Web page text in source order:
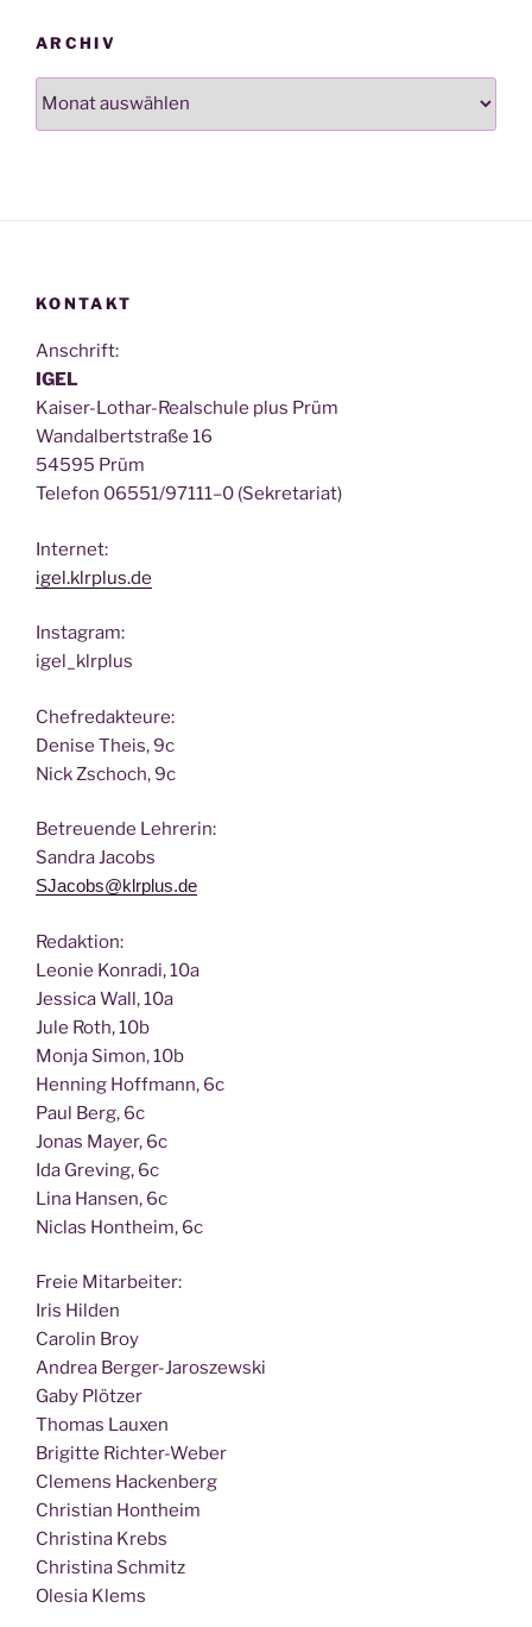
ARCHIV
KONTAKT
Anschrift:
IGEL
Kai­ser-Lothar-Real­schu­le plus Prüm
Wan­dal­bert­stra­ße 16
54595 Prüm
Tele­fon 06551/97111–0 (Sekre­ta­ri­at)
Inter­net:
igel.klrplus.de
Insta­gram:
igel_klrplus
Chef­re­dak­teu­re:
Deni­se Theis, 9c
Nick Zscho­ch, 9c
Betreu­en­de Lehrerin:
San­dra Jacobs
SJacobs@klrplus.de
Redak­ti­on:
Leo­nie Kon­ra­di, 10a
Jes­si­ca Wall, 10a
Jule Roth, 10b
Mon­ja Simon, 10b
Hen­ning Hoff­mann, 6c
Paul Berg, 6c
Jonas May­er, 6c
Ida Gre­ving, 6c
Lina Han­sen, 6c
Nic­las Hont­heim, 6c
Freie Mit­ar­bei­ter:
Iris Hilden
Caro­lin Broy
Andrea Berger-Jaroszewski
Gaby Plötzer
Tho­mas Lauxen
Bri­git­te Richter-Weber
Cle­mens Hackenberg
Chris­ti­an Hontheim
Chris­ti­na Krebs
Chris­ti­na Schmitz
Ole­sia Klems